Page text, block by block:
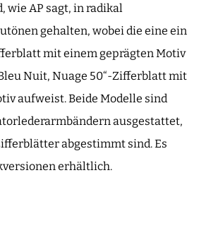
wie AP sagt, in radikal
gehalten, wobei die eine ein
mit einem geprägten Motiv
Nuit, Nuage 50“-Zifferblatt mit
aufweist. Beide Modelle sind
ausgestattet,
abgestimmt sind. Es
erhältlich.